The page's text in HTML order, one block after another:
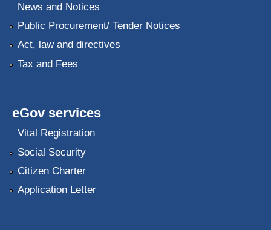
News and Notices
Public Procurement/ Tender Notices
Act, law and directives
Tax and Fees
eGov services
Vital Registration
Social Security
Citizen Charter
Application Letter